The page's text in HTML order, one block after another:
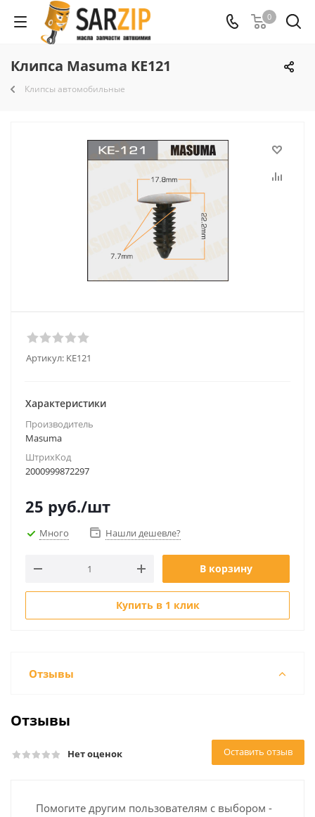
0
Клипса Masuma KE121
Клипсы автомобильные
Артикул: KE121
Характеристики
Производитель
Masuma
ШтрихКод
2000999872297
25 руб./шт
Много Нашли дешевле?
В корзину
Купить в 1 клик
Отзывы
Отзывы
Нет оценок Оставить отзыв
Помогите другим пользователям с выбором -